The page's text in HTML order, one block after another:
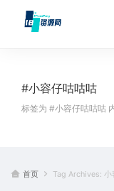
#小容仔咕咕咕
标签为 #小容仔咕咕咕
首页 Tag Archives: 小